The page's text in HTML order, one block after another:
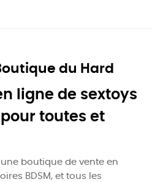
du Hard
ligne de sextoys
toutes et
boutique de vente en
BDSM, et tous les